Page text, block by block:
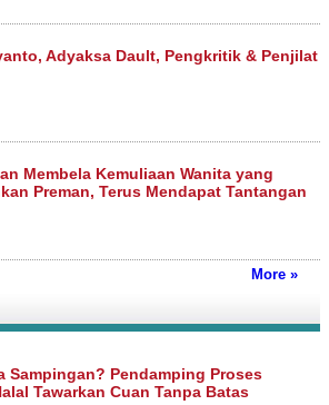
Adyaksa Dault, Pengkritik & Penjilat
Membela Kemuliaan Wanita yang
Preman, Terus Mendapat Tantangan
More »
Sampingan? Pendamping Proses
Tawarkan Cuan Tanpa Batas